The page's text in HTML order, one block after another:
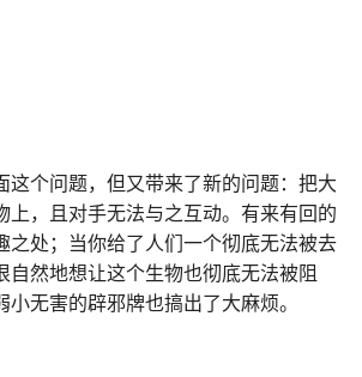
这个问题，但又带来了新的问题：把大
上，且对手无法与之互动。有来有回的
之处；当你给了人们一个彻底无法被去
自然地想让这个生物也彻底无法被阻
无害的辟邪牌也搞出了大麻烦。